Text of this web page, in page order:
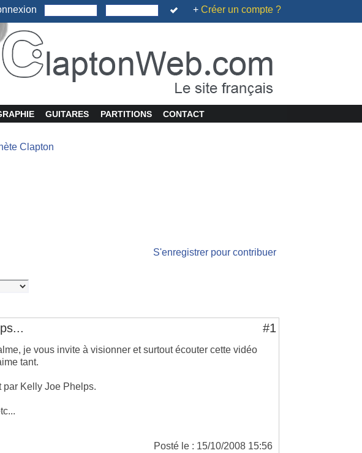
+ Créer un compte ?
GUITARES PARTITIONS CONTACT
Clapton
S'enregistrer pour contribuer
#1
je vous invite à visionner et surtout écouter cette vidéo
tant.
par Kelly Joe Phelps.
Posté le : 15/10/2008 15:56